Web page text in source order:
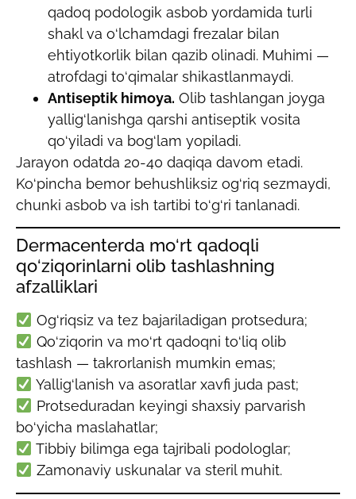
qadoq podologik asbob yordamida turli
shakl va o‘lchamdagi frezalar bilan
ehtiyotkorlik bilan qazib olinadi. Muhimi —
atrofdagi to‘qimalar shikastlanmaydi.
Antiseptik himoya. Olib tashlangan joyga
yallig‘lanishga qarshi antiseptik vosita
qo‘yiladi va bog‘lam yopiladi.
Jarayon odatda 20-40 daqiqa davom etadi.
Ko‘pincha bemor behushliksiz og‘riq sezmaydi,
chunki asbob va ish tartibi to‘g‘ri tanlanadi.
Dermacenterda mo‘rt qadoqli
qo‘ziqorinlarni olib tashlashning
afzalliklari
Og‘riqsiz va tez bajariladigan protsedura;
Qo‘ziqorin va mo‘rt qadoqni to‘liq olib
tashlash — takrorlanish mumkin emas;
Yallig‘lanish va asoratlar xavfi juda past;
Protseduradan keyingi shaxsiy parvarish
bo‘yicha maslahatlar;
Tibbiy bilimga ega tajribali podologlar;
Zamonaviy uskunalar va steril muhit.